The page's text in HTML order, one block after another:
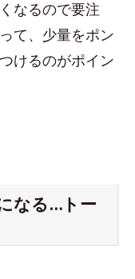
なるので要注
て、少量をポン
けるのがポイン
なる…トー